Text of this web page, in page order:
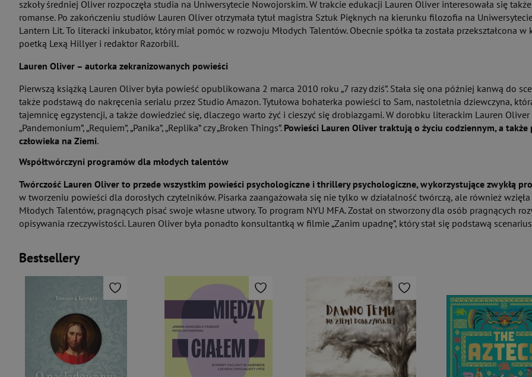
szkoły średniej Oliver rozpoczęła studia na Uniwersytecie Nowojorskim. W trakcie edukacji Lauren Oliver interesowała się
romanse. Po zakończeniu studiów Lauren Oliver otrzymała tytuł magistra Sztuk Pięknych na kierunku filozofia na
Lantern Lit. To literacki inkubator, który miał pomóc w rozwoju Młodych Talentów. Obecnie spółka ta została przekształcona
poetką Lexą Hillyer i redaktor Razorbill.
Lauren Oliver – autorka zekranizowanych powieści
Pierwszą książką Lauren Oliver była powieść opublikowana 2 marca 2010 roku „7 razy dziś”. Stała się ona później kanwą do
także podstawą do nakręcenia serialu przez Studio Amazon. Tytułowa bohaterka powieści to Sam, nastoletnia dziewczyna,
tajemnicę egzystencji, a także dowiedzieć się, dlaczego warto żyć i cieszyć się drobiazgami. W dorobku literackim Lauren
„Pandemonium”, „Requiem”, „Panika”, „Replika” czy „Broken Things”. Powieści Lauren Oliver traktują o życiu codziennym, a
człowieka na Ziemi.
Współtwórczyni programów dla młodych talentów
Twórczość Lauren Oliver to przede wszystkim powieści psychologiczne i thrillery psychologiczne, wykorzystujące zwykłą
w tworzeniu powieści dla dorosłych czytelników. Pisarka zaangażowała się nie tylko w działalność twórczą, ale również
Młodych Talentów, pragnących pisać swoje własne utwory. To program NYU MFA. Został on stworzony dla osób pragnących
opisywania rzeczywistości. Lauren Oliver była ponadto konsultantką w filmie „Zanim upadnę”, który stał się podstawą
Bestsellery